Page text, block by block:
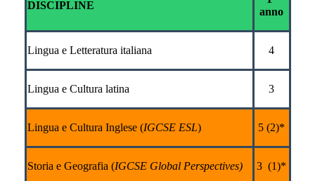
DISCIPLINE
anno
Lingua e Letteratura italiana 4
Lingua e Cultura latina 3
Lingua e Cultura Inglese (IGCSE ESL) 5 (2)*
Storia e Geografia (IGCSE Global Perspectives) 3 (1)*